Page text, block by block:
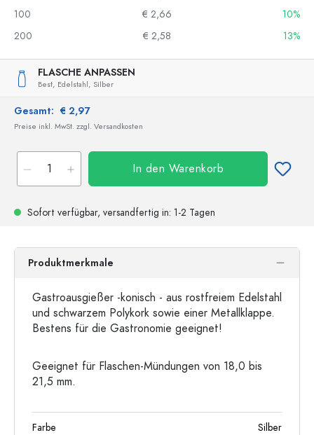
100
€ 2,66
10%
200
€ 2,58 13%
FLASCHE ANPASSEN
Best, Edelstahl, Silber
Gesamt: € 2,97
Preise inkl. MwSt. zzgl. Versandkosten
In den Warenkorb
Sofort verfügbar, versandfertig in: 1-2 Tagen
Produktmerkmale
Gastroausgießer -konisch - aus rostfreiem Edelstahl
und schwarzem Polykork sowie einer Metallklappe.
Bestens für die Gastronomie geeignet!
Geeignet für Flaschen-Mündungen von 18,0 bis
21,5 mm.
Farbe Silber